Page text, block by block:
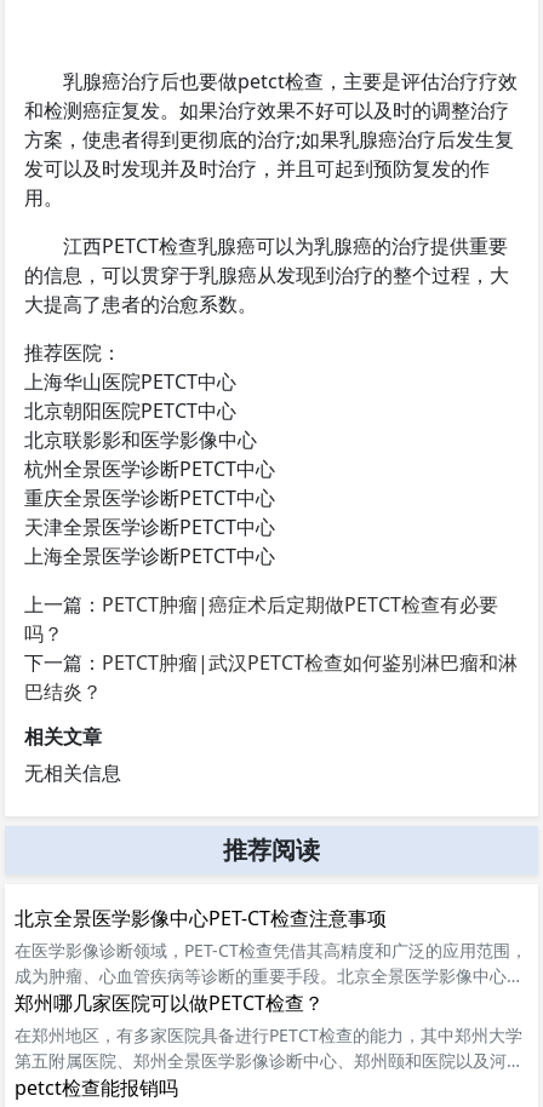
乳腺癌治疗后也要做petct检查，主要是评估治疗疗效
和检测癌症复发。如果治疗效果不好可以及时的调整治疗
方案，使患者得到更彻底的治疗;如果乳腺癌治疗后发生复
发可以及时发现并及时治疗，并且可起到预防复发的作
用。
江西PETCT检查乳腺癌可以为乳腺癌的治疗提供重要
的信息，可以贯穿于乳腺癌从发现到治疗的整个过程，大
大提高了患者的治愈系数。
推荐医院：
上海华山医院PETCT中心
北京朝阳医院PETCT中心
北京联影影和医学影像中心
杭州全景医学诊断PETCT中心
重庆全景医学诊断PETCT中心
天津全景医学诊断PETCT中心
上海全景医学诊断PETCT中心
上一篇： PETCT肿瘤|癌症术后定期做PETCT检查有必要
吗？
下一篇： PETCT肿瘤|武汉PETCT检查如何鉴别淋巴瘤和淋
巴结炎？
相关文章
无相关信息
推荐阅读
北京全景医学影像中心PET-CT检查注意事项
在医学影像诊断领域，PET-CT检查凭借其高精度和广泛的应用范围，
成为肿瘤、心血管疾病等诊断的重要手段。北京全景医学影像中心作
为国内知名的医学影像诊断机构，配备了全套西门子国际前沿设备，
如SIEMENS Biograph m.CT PET/CT等，为患者提供精准的影像诊断
服务。
郑州哪几家医院可以做PETCT检查？
在郑州地区，有多家医院具备进行PETCT检查的能力，其中郑州大学
第五附属医院、郑州全景医学影像诊断中心、郑州颐和医院以及河南
郑州天佑中西医结合肿瘤医院都是患者可以选择的优质医疗机构。
petct检查能报销吗